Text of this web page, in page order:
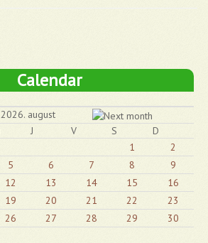
Calendar
2026. august
J V S
D
1
2
5 6 7 8
9
12 13 14 15
16
19 20 21 22
23
26 27 28 29
30